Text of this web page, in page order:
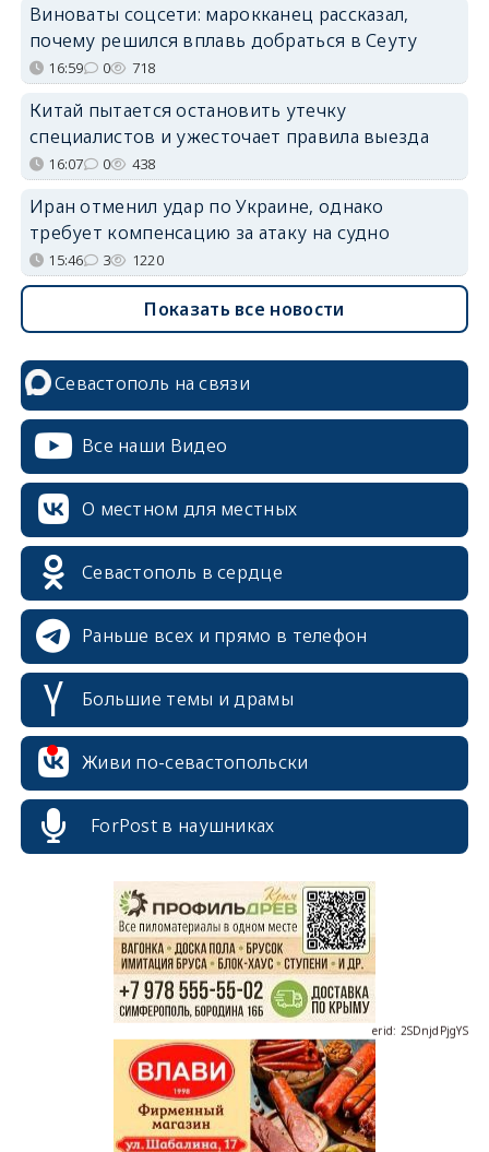
Виноваты соцсети: марокканец рассказал,
почему решился вплавь добраться в Сеуту
16:59 0 718
Китай пытается остановить утечку
специалистов и ужесточает правила выезда
16:07 0 438
Иран отменил удар по Украине, однако
требует компенсацию за атаку на судно
15:46 3 1220
Показать все новости
Севастополь на связи
Все наши Видео
О местном для местных
Севастополь в сердце
Раньше всех и прямо в телефон
Большие темы и драмы
Живи по-севастопольски
ForPost в наушниках
erid: 2SDnjcrDNw6
erid: 2SDnjdvhGXG